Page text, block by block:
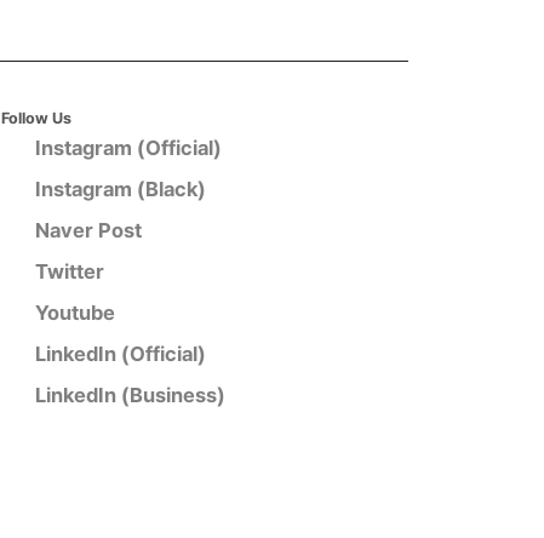
Follow Us
Instagram (Official)
Instagram (Black)
Naver Post
Twitter
Youtube
LinkedIn (Official)
LinkedIn (Business)